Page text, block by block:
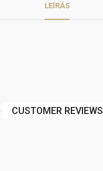
LEÍRÁS
CUSTOMER REVIEWS